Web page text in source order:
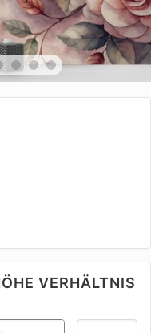
VERHÄLTNIS